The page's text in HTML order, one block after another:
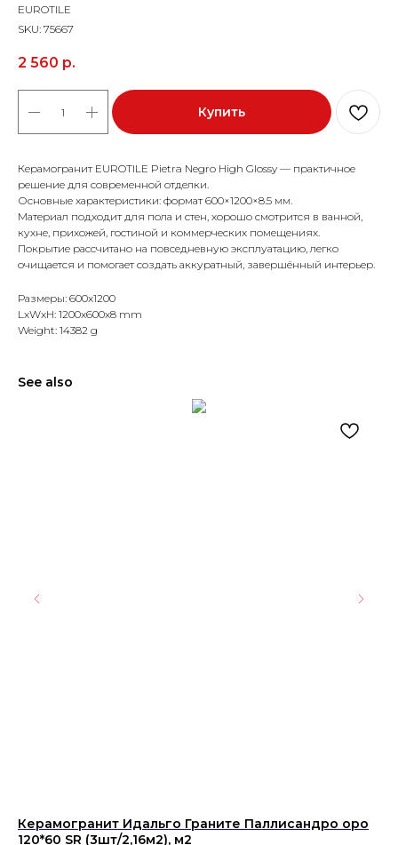
EUROTILE
SKU: 75667
2 560 р.
Купить
Керамогранит EUROTILE Pietra Negro High Glossy — практичное
решение для современной отделки.
Основные характеристики: формат 600×1200×8.5 мм.
Материал подходит для пола и стен, хорошо смотрится в ванной,
кухне, прихожей, гостиной и коммерческих помещениях.
Покрытие рассчитано на повседневную эксплуатацию, легко
очищается и помогает создать аккуратный, завершённый интерьер.
Размеры: 600x1200
LxWxH: 1200x600x8 mm
Weight: 14382 g
See also
Керамогранит Идальго Граните Паллисандро оро
120*60 SR (3шт/2,16м2), м2